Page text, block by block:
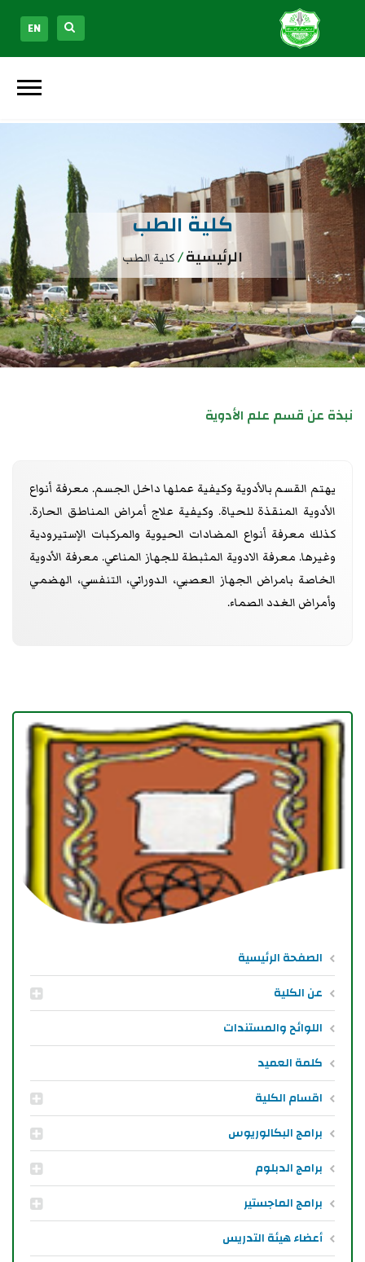
EN
كلية الطب
الرئيسية/كلية الطب
الصفحة الرئيسية
عن الكلية
اللوائح والمستندات
كلمة العميد
اقسام الكلية
برامج البكالوريوس
برامج الدبلوم
برامج الماجستير
أعضاء هيئة التدريس
نبذة عن قسم علم الأدوية
يهتم القسم بالأدوية وكيفية عملها داخل الجسم. معرفة أنواع
الأدوية المنقذة للحياة. وكيفية علاج أمراض المناطق الحارة.
كذلك معرفة أنواع المضادات الحيوية والمركبات الإستيرودية
وغيرها. معرفة الادوية المثبطة للجهاز المناعي. معرفة الأدوية
الخاصة بامراض الجهاز العصبي، الدوراني، التنفسي، الهضمي
وأمراض الغدد الصماء.